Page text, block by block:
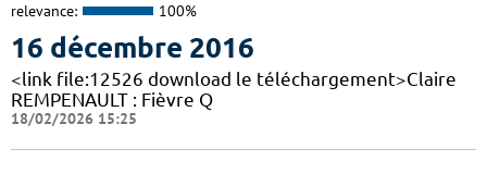
relevance: 100%
16 décembre 2016
<link file:12526 download le téléchargement>Claire
REMPENAULT : Fièvre Q
18/02/2026 15:25